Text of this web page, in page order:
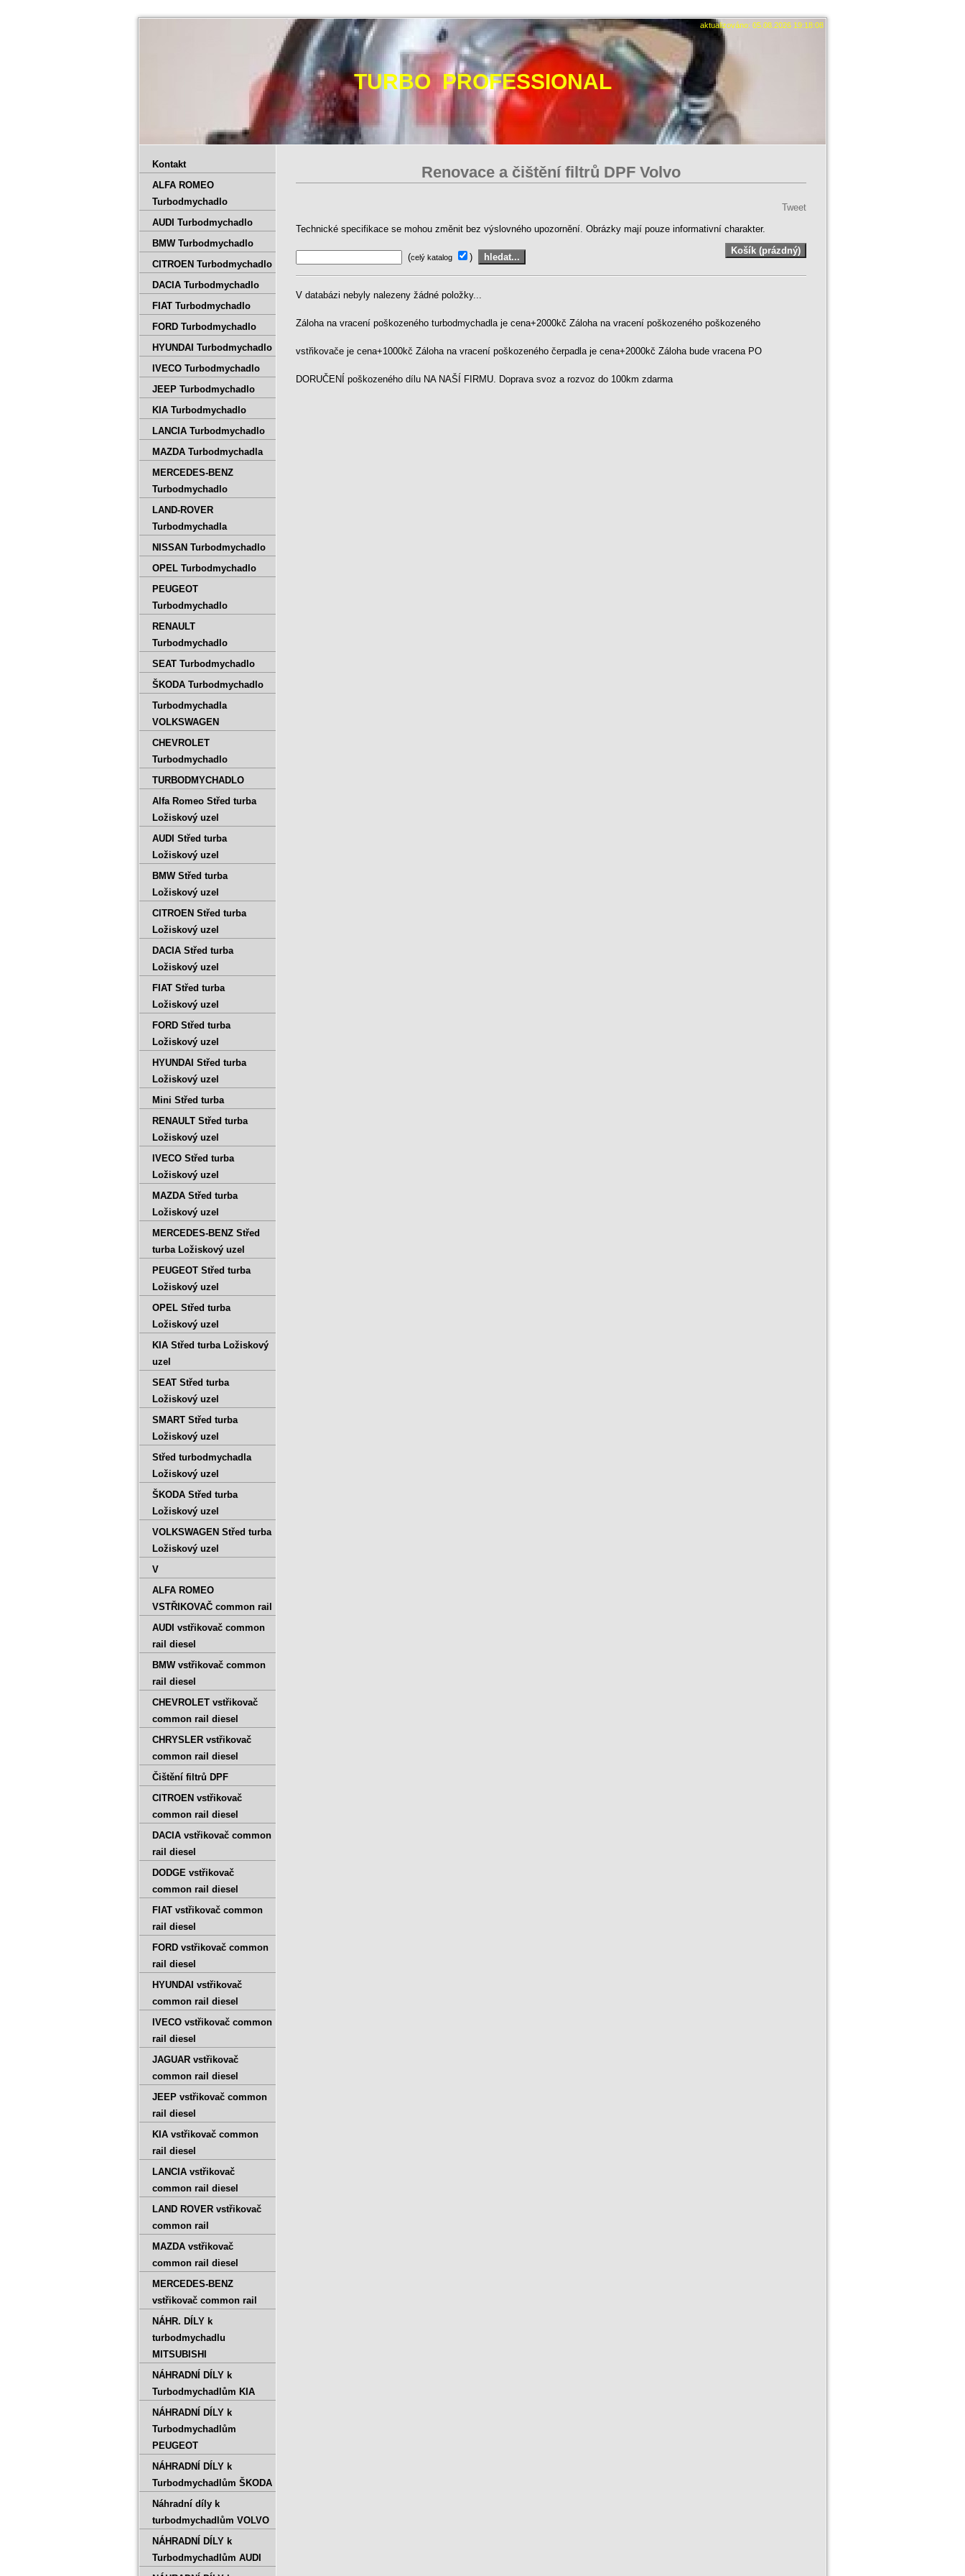
aktualizováno: 05.08.2026 19:18:08
TURBO PROFESSIONAL
Renovace a čištění filtrů DPF Volvo
Tweet
Technické specifikace se mohou změnit bez výslovného upozornění. Obrázky mají pouze informativní charakter.
(celý katalog )
V databázi nebyly nalezeny žádné položky...
Záloha na vracení poškozeného turbodmychadla je cena+2000kč Záloha na vracení poškozeného poškozeného
vstřikovače je cena+1000kč Záloha na vracení poškozeného čerpadla je cena+2000kč Záloha bude vracena PO
DORUČENÍ poškozeného dílu NA NAŠÍ FIRMU. Doprava svoz a rozvoz do 100km zdarma
Kontakt
ALFA ROMEO
Turbodmychadlo
AUDI Turbodmychadlo
BMW Turbodmychadlo
CITROEN Turbodmychadlo
DACIA Turbodmychadlo
FIAT Turbodmychadlo
FORD Turbodmychadlo
HYUNDAI Turbodmychadlo
IVECO Turbodmychadlo
JEEP Turbodmychadlo
KIA Turbodmychadlo
LANCIA Turbodmychadlo
MAZDA Turbodmychadla
MERCEDES-BENZ
Turbodmychadlo
LAND-ROVER
Turbodmychadla
NISSAN Turbodmychadlo
OPEL Turbodmychadlo
PEUGEOT
Turbodmychadlo
RENAULT
Turbodmychadlo
SEAT Turbodmychadlo
ŠKODA Turbodmychadlo
Turbodmychadla
VOLKSWAGEN
CHEVROLET
Turbodmychadlo
TURBODMYCHADLO
Alfa Romeo Střed turba
Ložiskový uzel
AUDI Střed turba
Ložiskový uzel
BMW Střed turba
Ložiskový uzel
CITROEN Střed turba
Ložiskový uzel
DACIA Střed turba
Ložiskový uzel
FIAT Střed turba
Ložiskový uzel
FORD Střed turba
Ložiskový uzel
HYUNDAI Střed turba
Ložiskový uzel
Mini Střed turba
RENAULT Střed turba
Ložiskový uzel
IVECO Střed turba
Ložiskový uzel
MAZDA Střed turba
Ložiskový uzel
MERCEDES-BENZ Střed
turba Ložiskový uzel
PEUGEOT Střed turba
Ložiskový uzel
OPEL Střed turba
Ložiskový uzel
KIA Střed turba Ložiskový
uzel
SEAT Střed turba
Ložiskový uzel
SMART Střed turba
Ložiskový uzel
Střed turbodmychadla
Ložiskový uzel
ŠKODA Střed turba
Ložiskový uzel
VOLKSWAGEN Střed turba
Ložiskový uzel
V
ALFA ROMEO
VSTŘIKOVAČ common rail
AUDI vstřikovač common
rail diesel
BMW vstřikovač common
rail diesel
CHEVROLET vstřikovač
common rail diesel
CHRYSLER vstřikovač
common rail diesel
Čištění filtrů DPF
CITROEN vstřikovač
common rail diesel
DACIA vstřikovač common
rail diesel
DODGE vstřikovač
common rail diesel
FIAT vstřikovač common
rail diesel
FORD vstřikovač common
rail diesel
HYUNDAI vstřikovač
common rail diesel
IVECO vstřikovač common
rail diesel
JAGUAR vstřikovač
common rail diesel
JEEP vstřikovač common
rail diesel
KIA vstřikovač common
rail diesel
LANCIA vstřikovač
common rail diesel
LAND ROVER vstřikovač
common rail
MAZDA vstřikovač
common rail diesel
MERCEDES-BENZ
vstřikovač common rail
NÁHR. DÍLY k
turbodmychadlu
MITSUBISHI
NÁHRADNÍ DÍLY k
Turbodmychadlům KIA
NÁHRADNÍ DÍLY k
Turbodmychadlům
PEUGEOT
NÁHRADNÍ DÍLY k
Turbodmychadlům ŠKODA
Náhradní díly k
turbodmychadlům VOLVO
NÁHRADNÍ DÍLY k
Turbodmychadlům AUDI